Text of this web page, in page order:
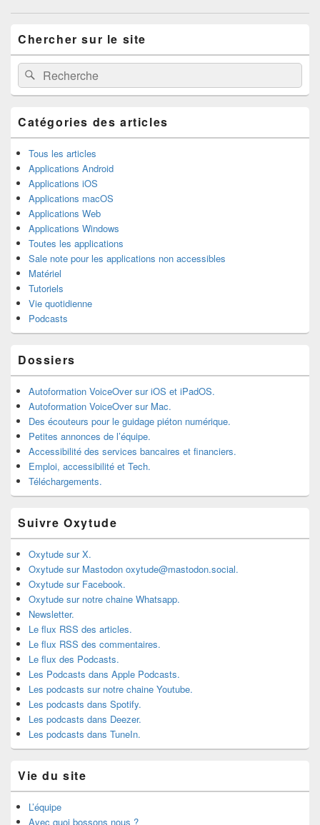
articles
principale
de
widget
pour
la
latérale
Chercher sur le site
Recherche :Rechercher
Catégories des articles
Tous les articles
Applications Android
Applications iOS
Applications macOS
Applications Web
Applications Windows
Toutes les applications
Sale note pour les applications non accessibles
Matériel
Tutoriels
Vie quotidienne
Podcasts
Dossiers
Autoformation VoiceOver sur iOS et iPadOS.
Autoformation VoiceOver sur Mac.
Des écouteurs pour le guidage piéton numérique.
Petites annonces de l’équipe.
Accessibilité des services bancaires et financiers.
Emploi, accessibilité et Tech.
Téléchargements.
Suivre Oxytude
Oxytude sur X.
Oxytude sur Mastodon oxytude@mastodon.social.
Oxytude sur Facebook.
Oxytude sur notre chaine Whatsapp.
Newsletter.
Le flux RSS des articles.
Le flux RSS des commentaires.
Le flux des Podcasts.
Les Podcasts dans Apple Podcasts.
Les podcasts sur notre chaine Youtube.
Les podcasts dans Spotify.
Les podcasts dans Deezer.
Les podcasts dans TuneIn.
Vie du site
L’équipe
Avec quoi bossons nous ?